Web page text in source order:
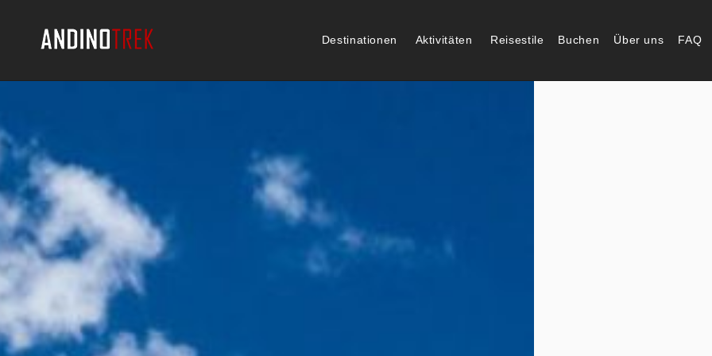
Destinationen Aktivitäten Reisestile Buchen Über uns FAQ